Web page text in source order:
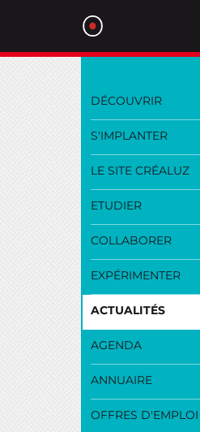
DÉCOUVRIR
S'IMPLANTER
LE SITE CRÉALUZ
ETUDIER
COLLABORER
EXPÉRIMENTER
ACTUALITÉS
AGENDA
ANNUAIRE
OFFRES D'EMPLOI